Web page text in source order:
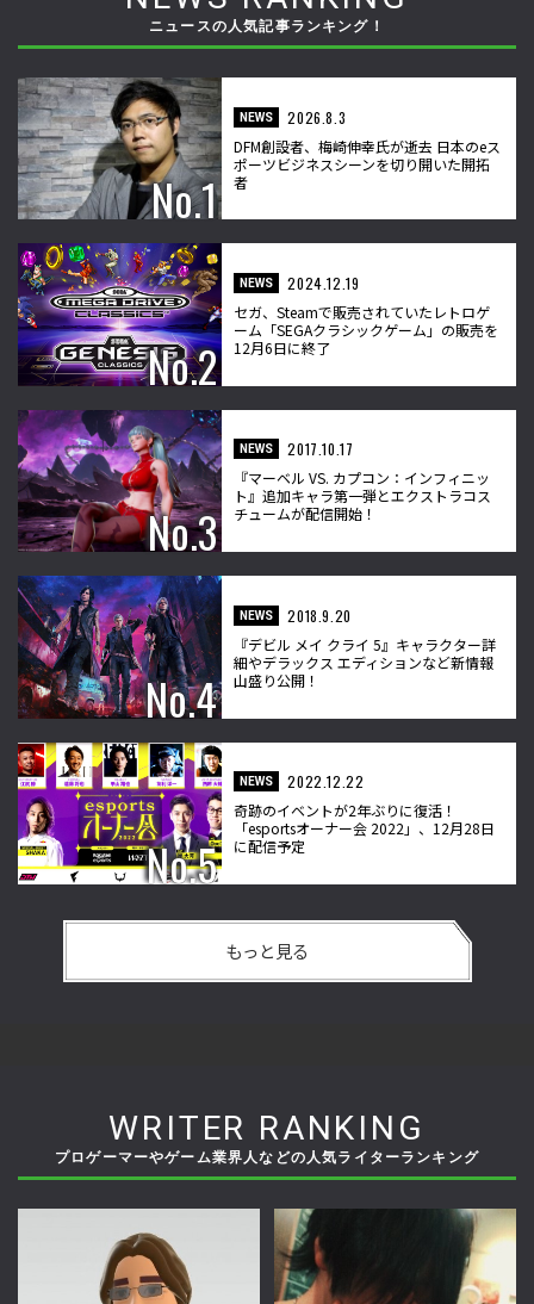
ニュースの人気記事ランキング！
NEWS
2026.8.3
DFM創設者、梅崎伸幸氏が逝去 日本のeス
ポーツビジネスシーンを切り開いた開拓
者
NEWS
2024.12.19
セガ、Steamで販売されていたレトロゲ
ーム「SEGAクラシックゲーム」の販売を
12月6日に終了
NEWS
2017.10.17
『マーベル VS. カプコン：インフィニッ
ト』追加キャラ第一弾とエクストラコス
チュームが配信開始！
NEWS
2018.9.20
『デビル メイ クライ 5』キャラクター詳
細やデラックス エディションなど新情報
山盛り公開！
NEWS
2022.12.22
奇跡のイベントが2年ぶりに復活！
「esportsオーナー会 2022」、12月28日
に配信予定
もっと見る
WRITER RANKING
プロゲーマーやゲーム業界人などの人気ライターランキング